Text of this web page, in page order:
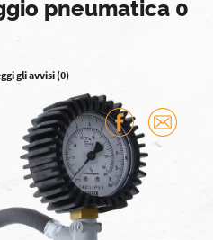
pneumatica 0
gli avvisi (0)